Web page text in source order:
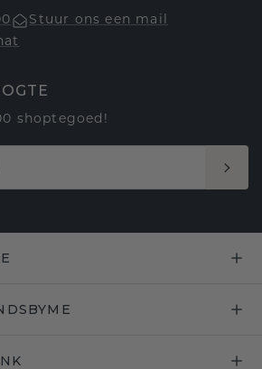
Stuur ons een mail
shoptegoed!